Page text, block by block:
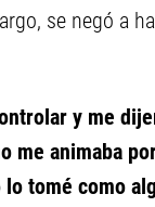
se negó a
y me
me animaba
tomé como